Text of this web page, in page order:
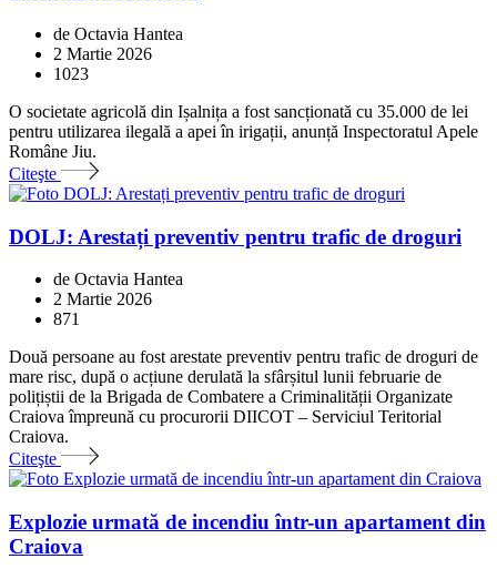
de Octavia Hantea
2 Martie 2026
1023
O societate agricolă din Ișalnița a fost sancționată cu 35.000 de lei
pentru utilizarea ilegală a apei în irigații, anunță Inspectoratul Apele
Române Jiu.
Citeşte
DOLJ: Arestați preventiv pentru trafic de droguri
de Octavia Hantea
2 Martie 2026
871
Două persoane au fost arestate preventiv pentru trafic de droguri de
mare risc, după o acțiune derulată la sfârșitul lunii februarie de
polițiștii de la Brigada de Combatere a Criminalității Organizate
Craiova împreună cu procurorii DIICOT – Serviciul Teritorial
Craiova.
Citeşte
Explozie urmată de incendiu într-un apartament din
Craiova